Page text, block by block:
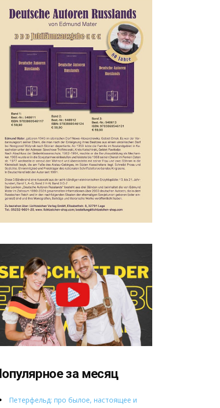
за месяц
Петерфельд: про былое, настоящее и